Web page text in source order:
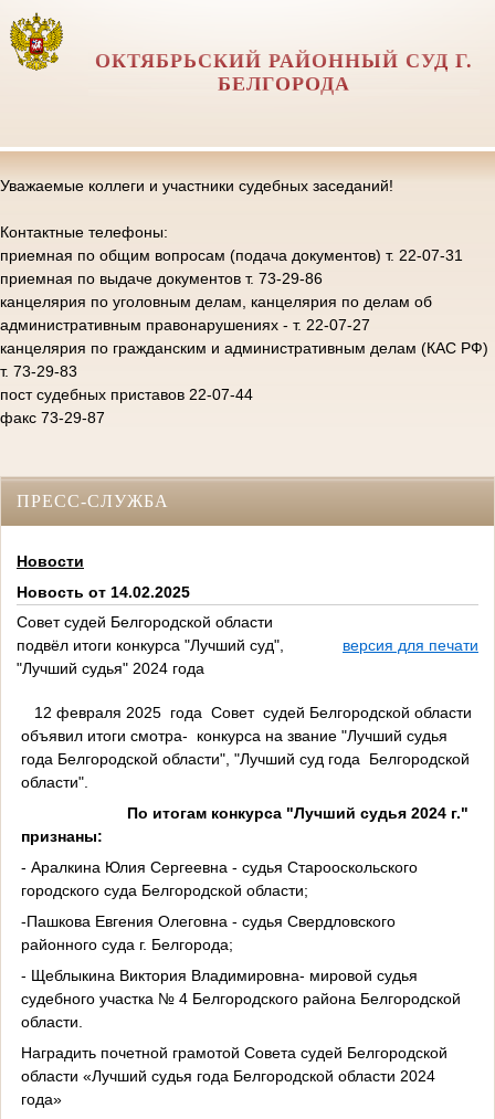
ОКТЯБРЬСКИЙ РАЙОННЫЙ СУД Г.
БЕЛГОРОДА
Уважаемые коллеги и участники судебных заседаний!
Контактные телефоны:
приемная по общим вопросам (подача документов) т. 22-07-31
приемная по выдаче документов т. 73-29-86
канцелярия по уголовным делам, канцелярия по делам об
административным правонарушениях - т. 22-07-27
канцелярия по гражданским и административным делам (КАС РФ)
т. 73-29-83
пост судебных приставов 22-07-44
факс 73-29-87
ПРЕСС-СЛУЖБА
Новости
Новость от 14.02.2025
Совет судей Белгородской области
подвёл итоги конкурса "Лучший суд",
"Лучший судья" 2024 года
версия для печати
12 февраля 2025 года Совет судей Белгородской области
объявил итоги смотра- конкурса на звание "Лучший судья
года Белгородской области", "Лучший суд года Белгородской
области".
По итогам конкурса "Лучший судья 2024 г."
признаны:
- Аралкина Юлия Сергеевна - судья Старооскольского
городского суда Белгородской области;
-Пашкова Евгения Олеговна - судья Свердловского
районного суда г. Белгорода;
- Щеблыкина Виктория Владимировна- мировой судья
судебного участка № 4 Белгородского района Белгородской
области.
Наградить почетной грамотой Совета судей Белгородской
области «Лучший судья года Белгородской области 2024
года»